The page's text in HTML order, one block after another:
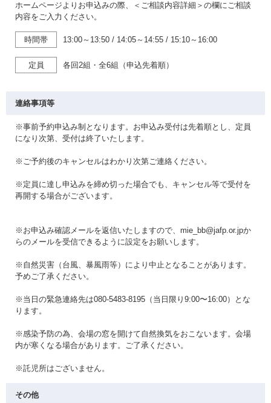
ホームページよりお申込みの際、＜ご相談内容詳細＞の欄にご相談
内容をご入力ください。
時間帯 13:00～13:50 / 14:05～14:55 / 15:10～16:00
定員 各回2組・全6組（申込先着順）
連絡事項等
※事前予約申込み制となります。お申込み受付は先着順とし、定員
になり次第、受付は終了いたします。
※ご予約後のキャンセルはわかり次第ご連絡ください。
※定員に達し申込みを締め切った場合でも、キャンセル等で受付を
再開する場合がございます。
※お申込み確認メールを返信いたしますので、mie_bb@jafp.or.jpか
らのメールを受信できるように設定をお願いします。
※自然災害（台風、暴風雨等）により中止となることがあります。
予めご了承ください。
※当日の緊急連絡先は080-5483-8195（当日限り9:00〜16:00）とな
ります。
※感染予防の為、会場の窓を開けて自然換気をおこないます。会場
内が寒くなる場合があります。ご了承ください。
※託児所はございません。
その他